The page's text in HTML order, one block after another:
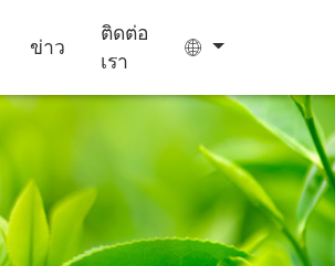
ข่าว
ติดต่อ
เรา
เยล ลี่